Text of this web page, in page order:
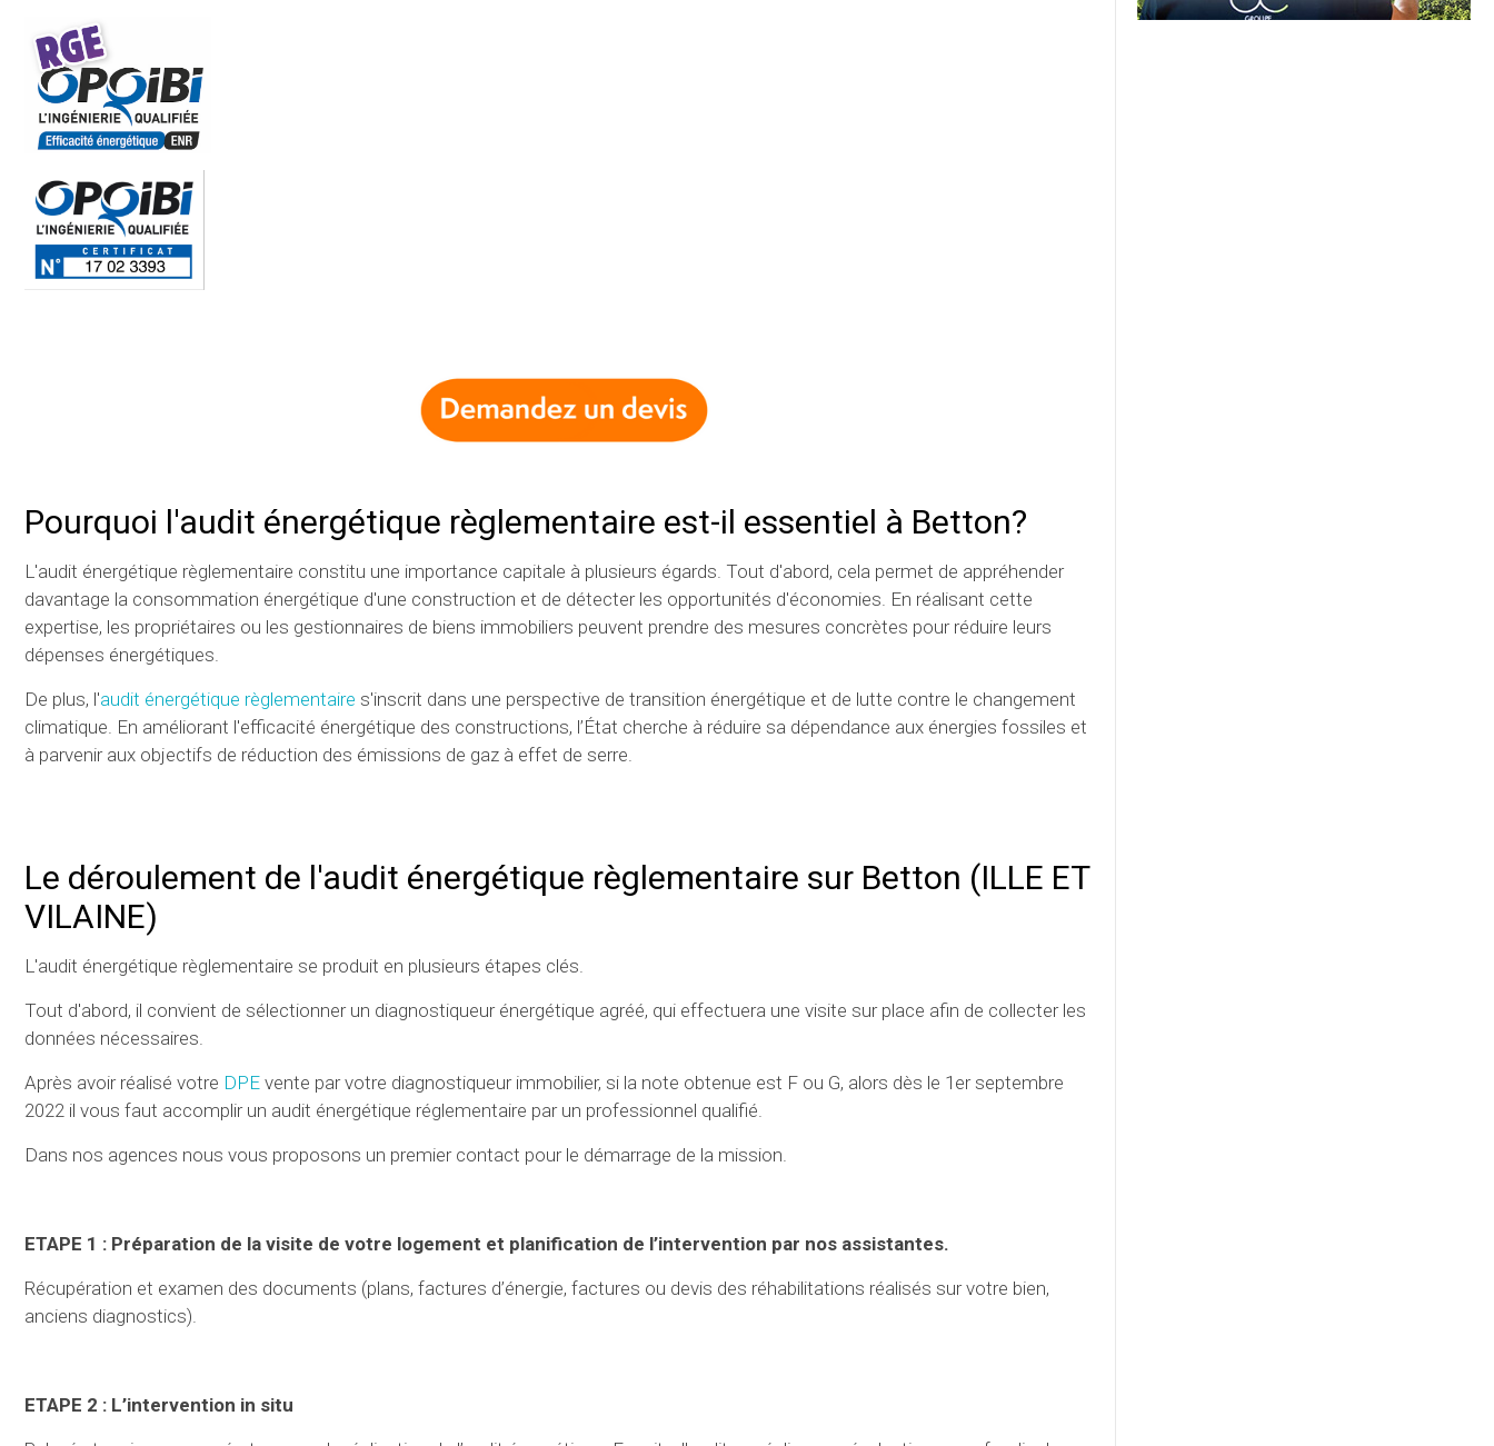
Pourquoi l'audit énergétique règlementaire est-il essentiel à Betton?
L'audit énergétique règlementaire constitu une importance capitale à plusieurs égards. Tout d'abord, cela permet de appréhender
davantage la consommation énergétique d'une construction et de détecter les opportunités d'économies. En réalisant cette
expertise, les propriétaires ou les gestionnaires de biens immobiliers peuvent prendre des mesures concrètes pour réduire leurs
dépenses énergétiques.
De plus, l'audit énergétique règlementaire s'inscrit dans une perspective de transition énergétique et de lutte contre le changement
climatique. En améliorant l'efficacité énergétique des constructions, l’État cherche à réduire sa dépendance aux énergies fossiles et
à parvenir aux objectifs de réduction des émissions de gaz à effet de serre.
Le déroulement de l'audit énergétique règlementaire sur Betton (ILLE ET
VILAINE)
L'audit énergétique règlementaire se produit en plusieurs étapes clés.
Tout d'abord, il convient de sélectionner un diagnostiqueur énergétique agréé, qui effectuera une visite sur place afin de collecter les
données nécessaires.
Après avoir réalisé votre DPE vente par votre diagnostiqueur immobilier, si la note obtenue est F ou G, alors dès le 1er septembre
2022 il vous faut accomplir un audit énergétique réglementaire par un professionnel qualifié.
Dans nos agences nous vous proposons un premier contact pour le démarrage de la mission.
ETAPE 1 : Préparation de la visite de votre logement et planification de l’intervention par nos assistantes.
Récupération et examen des documents (plans, factures d’énergie, factures ou devis des réhabilitations réalisés sur votre bien,
anciens diagnostics).
ETAPE 2 : L’intervention in situ